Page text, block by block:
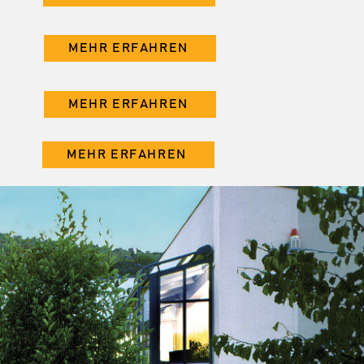
MEHR ERFAHREN
MEHR ERFAHREN
MEHR ERFAHREN